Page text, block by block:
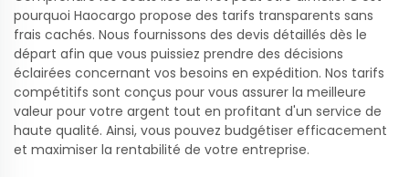
pourquoi Haocargo propose des tarifs transparents sans
frais cachés. Nous fournissons des devis détaillés dès le
départ afin que vous puissiez prendre des décisions
éclairées concernant vos besoins en expédition. Nos tarifs
compétitifs sont conçus pour vous assurer la meilleure
valeur pour votre argent tout en profitant d'un service de
haute qualité. Ainsi, vous pouvez budgétiser efficacement
et maximiser la rentabilité de votre entreprise.